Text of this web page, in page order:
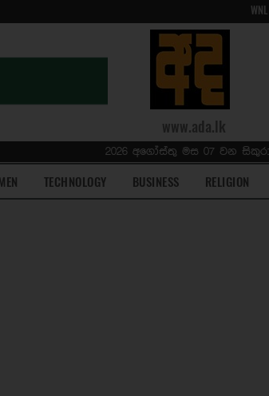
www.ada.lk
2026 අගෝස්තු මස 07 වන
TECHNOLOGY BUSINESS RELIGION